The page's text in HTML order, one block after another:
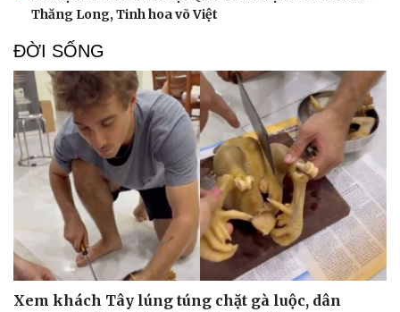
Thăng Long, Tinh hoa võ Việt
ĐỜI SỐNG
Xem khách Tây lúng túng chặt gà luộc, dân